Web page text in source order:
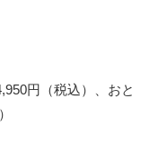
円（税込）、おと